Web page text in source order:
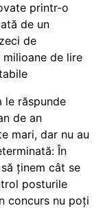
printr-o
de un
de
de lire
le răspunde
de an
mari, dar nu au
În
ținem cât se
posturile
concurs nu poți